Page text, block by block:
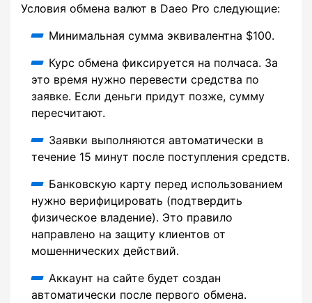
Условия обмена валют в Daeo Pro следующие:
Минимальная сумма эквивалентна $100.
Курс обмена фиксируется на полчаса. За
это время нужно перевести средства по
заявке. Если деньги придут позже, сумму
пересчитают.
Заявки выполняются автоматически в
течение 15 минут после поступления средств.
Банковскую карту перед использованием
нужно верифицировать (подтвердить
физическое владение). Это правило
направлено на защиту клиентов от
мошеннических действий.
Аккаунт на сайте будет создан
автоматически после первого обмена.